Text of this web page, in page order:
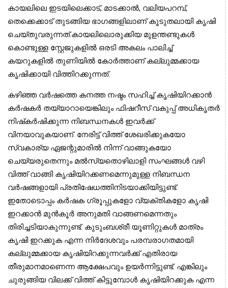
കായലിലെ ഇടയിലെക്കാട്, മാടക്കാല്‍, വലിയപറമ്പ്,
തെക്കെക്കാട് തുടങ്ങിയ ഭാഗങ്ങളിലാണ് കൂടുതലായി കൃഷി
ചെയ്തുവരുന്നത്.കായലിലൊരുക്കിയ മുളന്തണ്ടുകള്‍
കൊണ്ടുള്ള സ്റ്റേജുകളില്‍ ഒരടി അകലം പാലിച്ച്
കയറുകളില്‍ തുണിയില്‍ കോര്‍ത്താണ് കല്ലുമ്മക്കായ
കൃഷിക്കായി വിത്തിറക്കുന്നത്.
കഴിഞ്ഞ വര്‍ഷത്തെ കനത്ത നഷ്ടം സഹിച്ച് കൃഷിയിറക്കാന്‍
കര്‍ഷകര്‍ തയ്യാറായെങ്കിലും ഫിഷറീസ് വകുപ്പ് അധികൃതര്‍
നിഷ്‌കര്‍ഷിക്കുന്ന നിബന്ധനകള്‍ ഇവര്‍ക്ക്
വിനയാവുകയാണ്. നേരിട്ട് വിത്ത് ശേഖരിക്കുകയോ
സ്വകാര്യ ഏജന്റുമാരില്‍ നിന്ന് വാങ്ങുകയോ
ചെയ്യരുതെന്നും മല്‍സ്യതൊഴിലാളി സംഘങ്ങള്‍ വഴി
വിത്ത് വാങ്ങി കൃഷിയിറക്കണമെന്നുമുള്ള നിബന്ധന
വര്‍ഷങ്ങളായി പ്രതിഷേധത്തിനിടയാക്കിയിട്ടുണ്ട്.
ഇതോടൊപ്പം കര്‍ഷക ഗ്രൂപ്പുകളോ വ്യക്തികളോ കൃഷി
ഇറക്കാന്‍ മുന്‍കൂര്‍ അനുമതി വാങ്ങണമെന്നതും
തിരിച്ചടിയാകുന്നുണ്ട്. കുടുംബശ്രീ യൂണിറ്റുകള്‍ മാത്രം
കൃഷി ഇറക്കുക എന്ന നിര്‍ദേശവും പരമ്പരാഗതമായി
കല്ലുമ്മക്കായ കൃഷിയിറക്കുന്നവര്‍ക്ക് എതിരായ
തീരുമാനമാണെന്ന ആക്ഷേപവും ഉയര്‍ന്നിട്ടുണ്ട്. എങ്കിലും
ചുരുങ്ങിയ വിലക്ക് വിത്ത് കിട്ടുമ്പോള്‍ കൃഷിയിറക്കുക എന്ന